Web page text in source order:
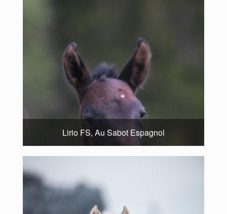
Lirio FS, Au Sabot Espagnol